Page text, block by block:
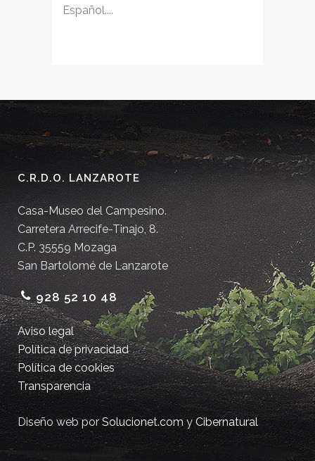
Español....
C.R.D.O. LANZAROTE
Casa-Museo del Campesino.
Carretera Arrecife-Tinajo, 8.
C.P. 35559 Mozaga
San Bartolomé de Lanzarote
928 52 10 48
Aviso legal
Política de privacidad
Política de cookies
Transparencia
Diseño web porSolucionet.comyCibernatural